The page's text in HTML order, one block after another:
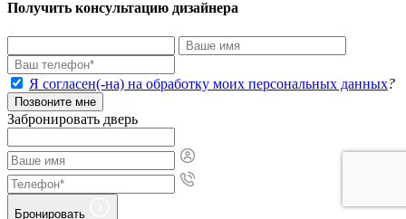
Получить консультацию дизайнера
Я согласен(-на) на обработку моих персональных данных?
Позвоните мне
Забронировать дверь
Бронировать